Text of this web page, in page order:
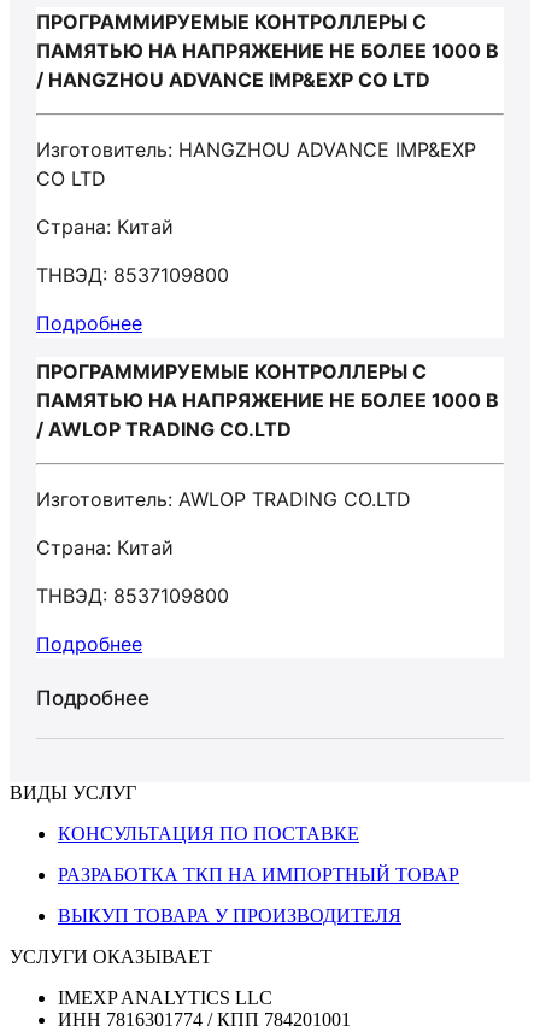
ПРОГРАММИРУЕМЫЕ КОНТРОЛЛЕРЫ С
ПАМЯТЬЮ НА НАПРЯЖЕНИЕ НЕ БОЛЕЕ 1000 В
/ HANGZHOU ADVANCE IMP&EXP CO LTD
Изготовитель: HANGZHOU ADVANCE IMP&EXP
CO LTD
Страна: Китай
ТНВЭД: 8537109800
Подробнее
ПРОГРАММИРУЕМЫЕ КОНТРОЛЛЕРЫ С
ПАМЯТЬЮ НА НАПРЯЖЕНИЕ НЕ БОЛЕЕ 1000 В
/ AWLOP TRADING CO.LTD
Изготовитель: AWLOP TRADING CO.LTD
Страна: Китай
ТНВЭД: 8537109800
Подробнее
Подробнее
ВИДЫ УСЛУГ
КОНСУЛЬТАЦИЯ ПО ПОСТАВКЕ
РАЗРАБОТКА ТКП НА ИМПОРТНЫЙ ТОВАР
ВЫКУП ТОВАРА У ПРОИЗВОДИТЕЛЯ
УСЛУГИ ОКАЗЫВАЕТ
IMEXP ANALYTICS LLC
ИНН 7816301774 / КПП 784201001